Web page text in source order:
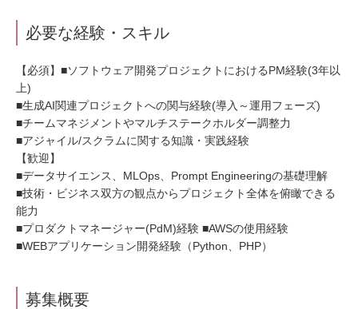
必要な経験・スキル
【必須】■ソフトウェア開発プロジェクトにおけるPM経験(3年以
上)
■生成AI関連プロジェクトへの関与経験(導入～運用フェーズ)
■チームマネジメントやマルチステークホルダー調整力
■アジャイル/スクラムに関する知識・実践経験
【歓迎】
■データサイエンス、MLOps、Prompt Engineeringの基礎理解
■技術・ビジネス双方の観点からプロジェクト全体を俯瞰できる
能力
■プロダクトマネージャー(PdM)経験 ■AWSの使用経験
■WEBアプリケーション開発経験（Python、PHP）
募集概要